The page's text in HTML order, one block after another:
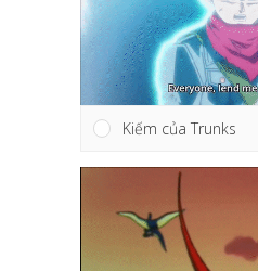
Kiếm của Trunks